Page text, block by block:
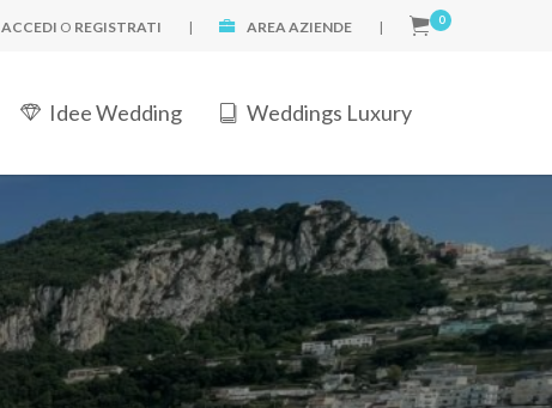
ACCEDI O REGISTRATI | AREA AZIENDE | 0
Idee Wedding Weddings Luxury